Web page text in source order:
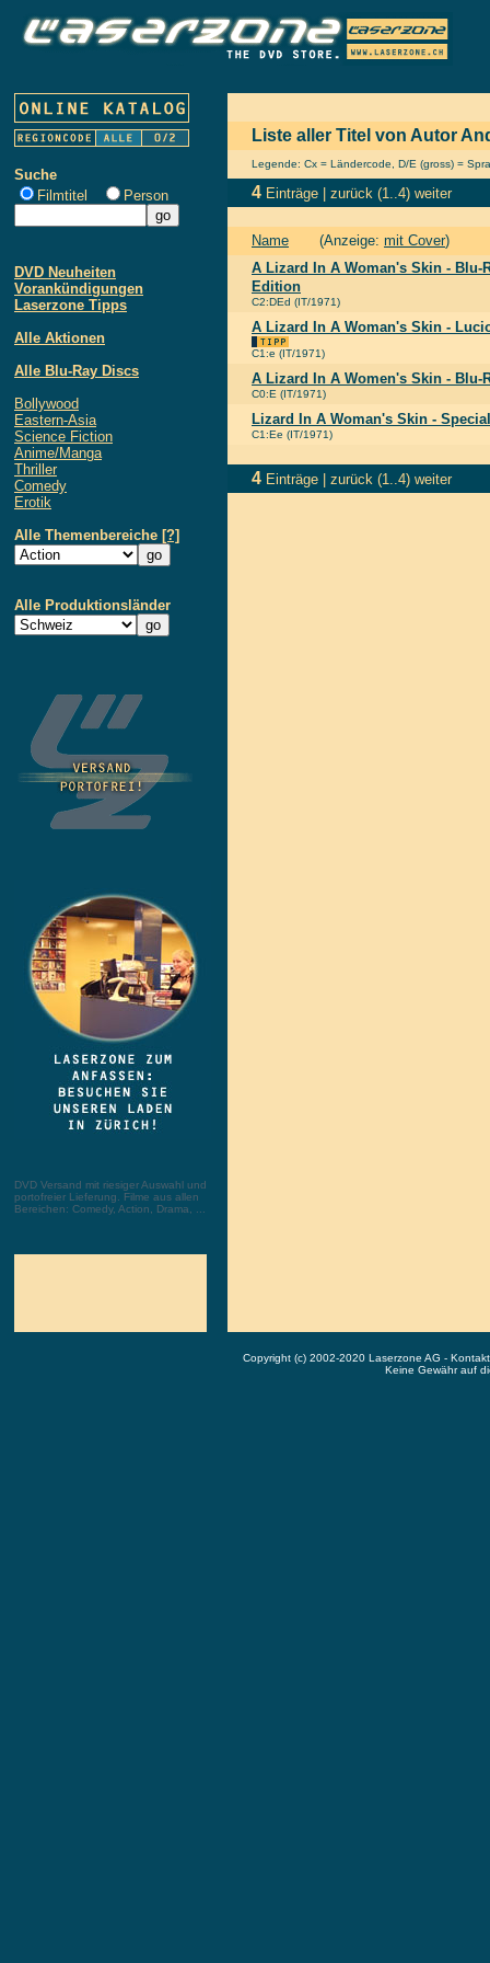
Suche
Filmtitel
Person
DVD Neuheiten
Vorankündigungen
Laserzone Tipps
Alle Aktionen
Alle Blu-Ray Discs
Bollywood
Eastern-Asia
Science Fiction
Anime/Manga
Thriller
Comedy
Erotik
Alle Themenbereiche [?]
Alle Produktionsländer
DVD Versand mit riesiger Auswahl und
portofreier Lieferung. Filme aus allen
Bereichen: Comedy, Action, Drama, ...
Liste aller Titel von Autor
Legende: Cx = Ländercode, D/E (gross) =
4 Einträge | zurück (1..4) weiter
Name (Anzeige: mit Cover)
A Lizard In A Woman's Skin - Blu-
Edition
C2:DEd (IT/1971)
A Lizard In A Woman's Skin -
C1:e (IT/1971)
A Lizard In A Women's Skin - Blu-
C0:E (IT/1971)
Lizard In A Woman's Skin -
C1:Ee (IT/1971)
4 Einträge | zurück (1..4) weiter
Copyright (c) 2002-2020 Laserzone AG -
Keine Gewähr auf